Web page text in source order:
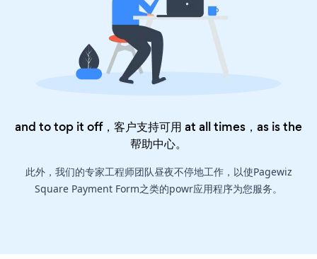
and to top it off，客户支持可用 at all times，as is the
帮助中心。
此外，我们的专家工程师团队昼夜不停地工作，以使Pagewiz
Square Payment Form之类的powr应用程序为您服务。